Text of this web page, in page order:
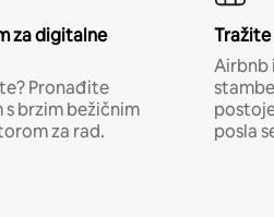
za digitalne
Pronađite
brzim bežičnim
za rad.
Airbnb
posla